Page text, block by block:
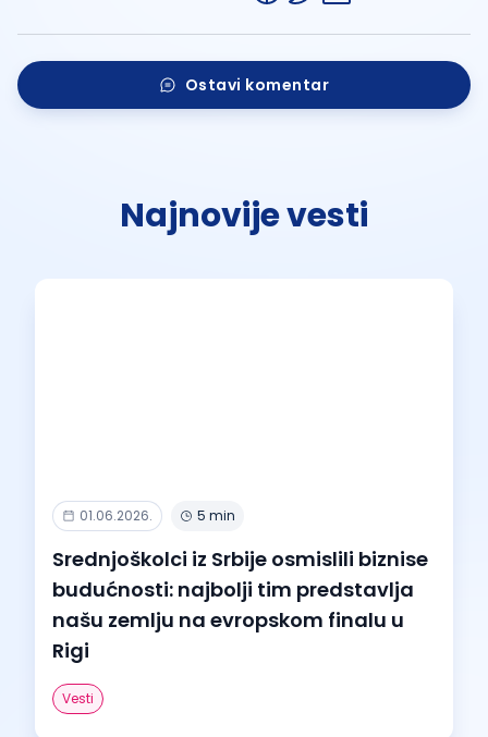
Ostavi komentar
Najnovije vesti
01.06.2026. 5 min
Srednjoškolci iz Srbije osmislili biznise
budućnosti: najbolji tim predstavlja
našu zemlju na evropskom finalu u
Rigi
Vesti